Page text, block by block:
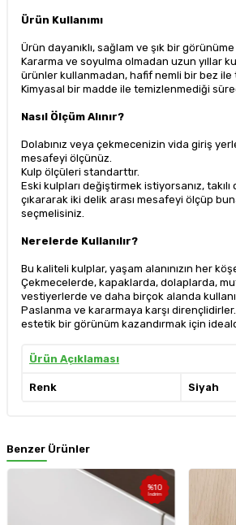
Ürün Kullanımı
Ürün dayanıklı, sağlam ve şık bir
Kararma ve soyulma olmadan uzun yıllar
ürünler kullanmadan, hafif nemli bir bez ile
Kimyasal bir madde ile temizlenmediği
Nasıl Ölçüm Alınır?
Dolabınız veya çekmecenizin vida giriş
mesafeyi ölçünüz.
Kulp ölçüleri standarttır.
Eski kulpları değiştirmek istiyorsanız, takılı
çıkararak iki delik arası mesafeyi ölçüp
seçmelisiniz.
Nerelerde Kullanılır?
Bu kaliteli kulplar, yaşam alanınızın her
Çekmecelerde, kapaklarda, dolaplarda,
vestiyerlerde ve daha birçok alanda
Paslanma ve kararmaya karşı dirençlidirler.
estetik bir görünüm kazandırmak için
Ürün Açıklaması
Renk Siyah
Benzer Ürünler
%10
İndirim